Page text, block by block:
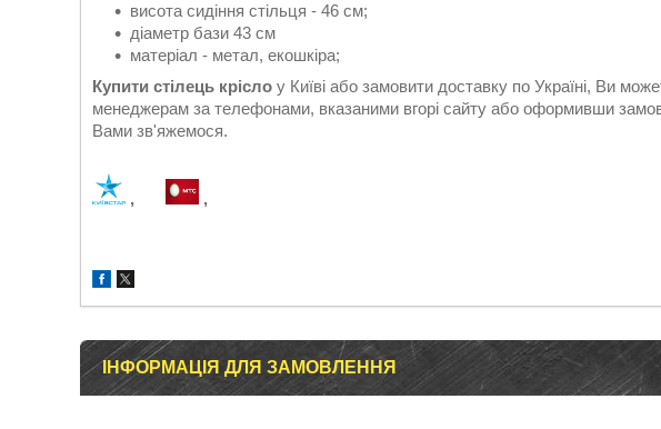
висота сидіння стільця - 46 см;
діаметр бази 43 см
матеріал - метал, екошкіра;
Купити стілець крісло у Київі або замовити доставку по Україні, Ви
менеджерам за телефонами, вказаними вгорі сайту або оформивши
Вами зв'яжемося.
, ,
ІНФОРМАЦІЯ ДЛЯ ЗАМОВЛЕННЯ